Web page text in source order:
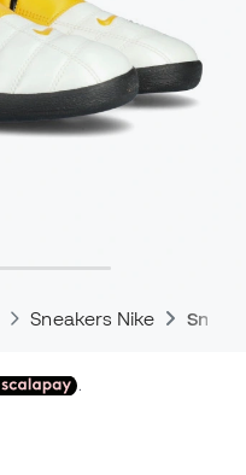
Sneakers Nike